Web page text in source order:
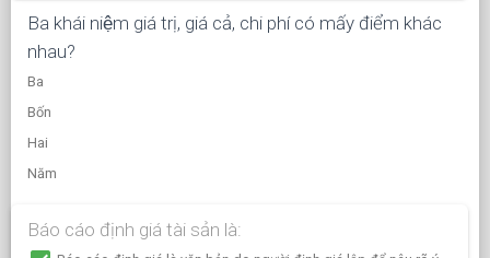
Ba khái niệm giá trị, giá cả, chi phí có mấy điểm khác
nhau?
Ba
Bốn
Hai
Năm
Báo cáo định giá tài sản là: